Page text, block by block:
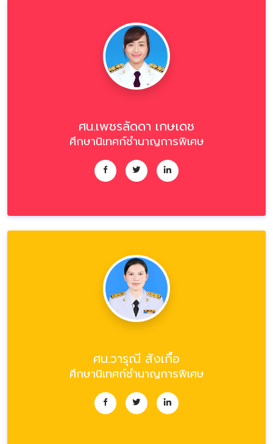
ศน.เพชรลัดดา เกษเดช
ศึกษานิเทศก์ชำนาญการพิเศษ
ศน.วารุณี สังเกื้อ
ศึกษานิเทศก์ชำนาญการพิเศษ